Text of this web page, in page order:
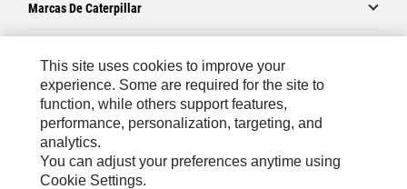
Marcas De Caterpillar
Caterpillar.com
Comuníquese Con Caterpillar
Mis Preferencias De Marketing
Mapa Del Sitio
This site uses cookies to improve your
experience. Some are required for the site to
function, while others support features,
performance, personalization, targeting, and
analytics.
You can adjust your preferences anytime using
Cookie Settings.